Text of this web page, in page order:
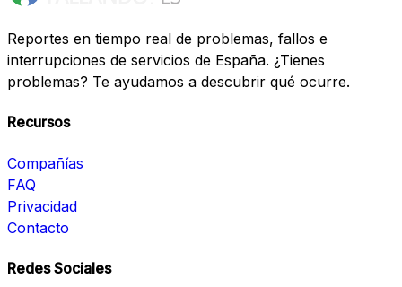
Reportes en tiempo real de problemas, fallos e
interrupciones de servicios de España. ¿Tienes
problemas? Te ayudamos a descubrir qué ocurre.
Recursos
Compañías
FAQ
Privacidad
Contacto
Redes Sociales